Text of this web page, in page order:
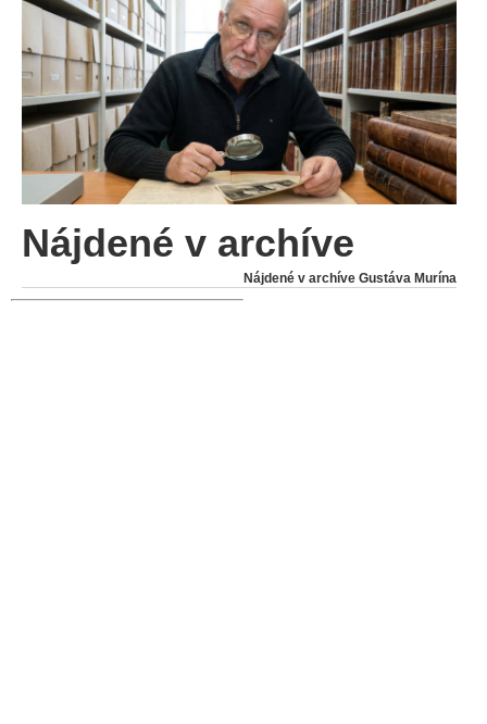
Nájdené v archíve
Nájdené v archíve Gustáva Murína